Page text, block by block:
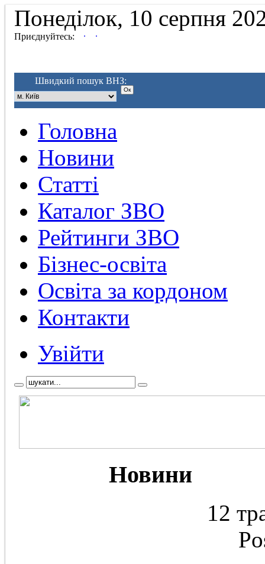
Понеділок, 10 серпня
Приєднуйтесь: . .
Швидкий пошук ВНЗ:
Головна
Новини
Статті
Каталог ЗВО
Рейтинги ЗВО
Бізнес-освіта
Освіта за кордоном
Контакти
Увійти
Новини
12